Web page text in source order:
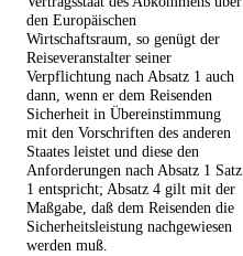
den Europäischen
Wirtschaftsraum, so genügt der
Reiseveranstalter seiner
Verpflichtung nach Absatz 1 auch
dann, wenn er dem Reisenden
Sicherheit in Übereinstimmung
mit den Vorschriften des anderen
Staates leistet und diese den
Anforderungen nach Absatz 1 Satz
1 entspricht; Absatz 4 gilt mit der
Maßgabe, daß dem Reisenden die
Sicherheitsleistung nachgewiesen
werden muß.